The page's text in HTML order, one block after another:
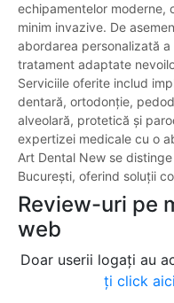
echipamentelor moderne,
minim invazive. De
abordarea personalizată
tratament adaptate
Serviciile oferite includ
dentară, ortodonție,
alveolară, protetică și
expertizei medicale cu o
Art Dental New se
București, oferind soluții
Review-uri pe
web
Doar userii logați au
ți click